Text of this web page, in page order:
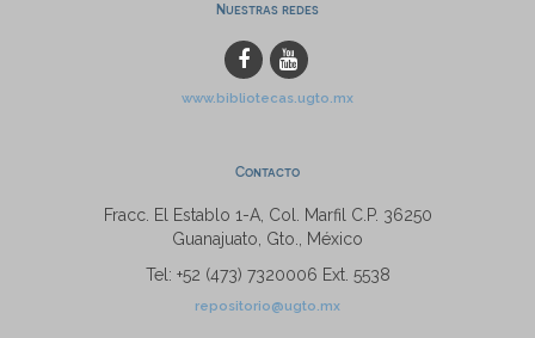
Nuestras redes
www.bibliotecas.ugto.mx
Contacto
Fracc. El Establo 1-A, Col. Marfil C.P. 36250
Guanajuato, Gto., México
Tel: +52 (473) 7320006 Ext. 5538
repositorio@ugto.mx